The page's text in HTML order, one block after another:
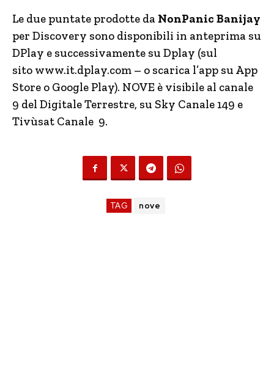
Le due puntate prodotte da NonPanic Banijay
per Discovery sono disponibili in anteprima su
DPlay e successivamente su Dplay (sul
sito www.it.dplay.com – o scarica l’app su App
Store o Google Play). NOVE è visibile al canale
9 del Digitale Terrestre, su Sky Canale 149 e
Tivùsat Canale 9.
TAG nove